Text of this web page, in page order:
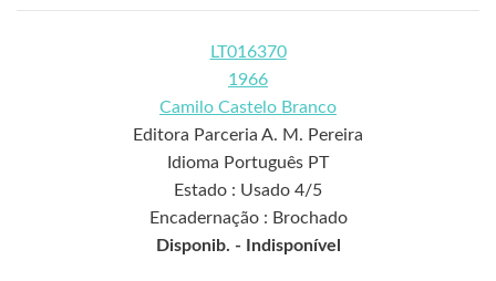
LT016370
1966
Camilo Castelo Branco
Editora Parceria A. M. Pereira
Idioma Português PT
Estado : Usado 4/5
Encadernação : Brochado
Disponib. -
Indisponível